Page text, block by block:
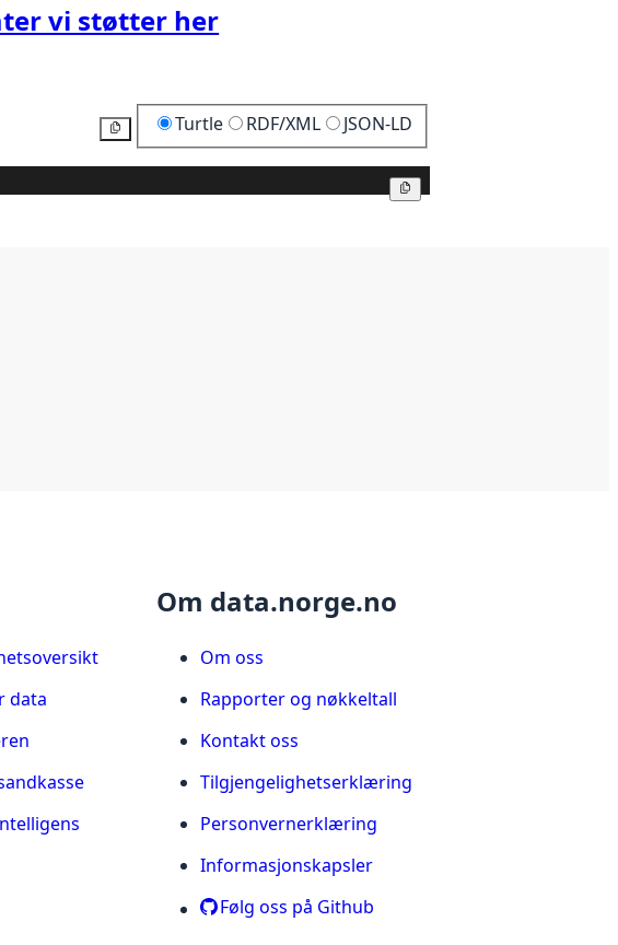
vi støtter her
Kopier Turtle RDF/XML JSON-LD
data
Om data.norge.no
Om oss
Rapporter og nøkkeltall
Kontakt oss
Tilgjengelighetserklæring
Personvernerklæring
Informasjonskapsler
Følg oss på Github